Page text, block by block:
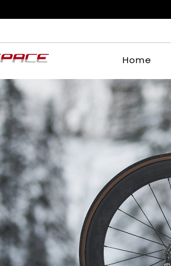
Home